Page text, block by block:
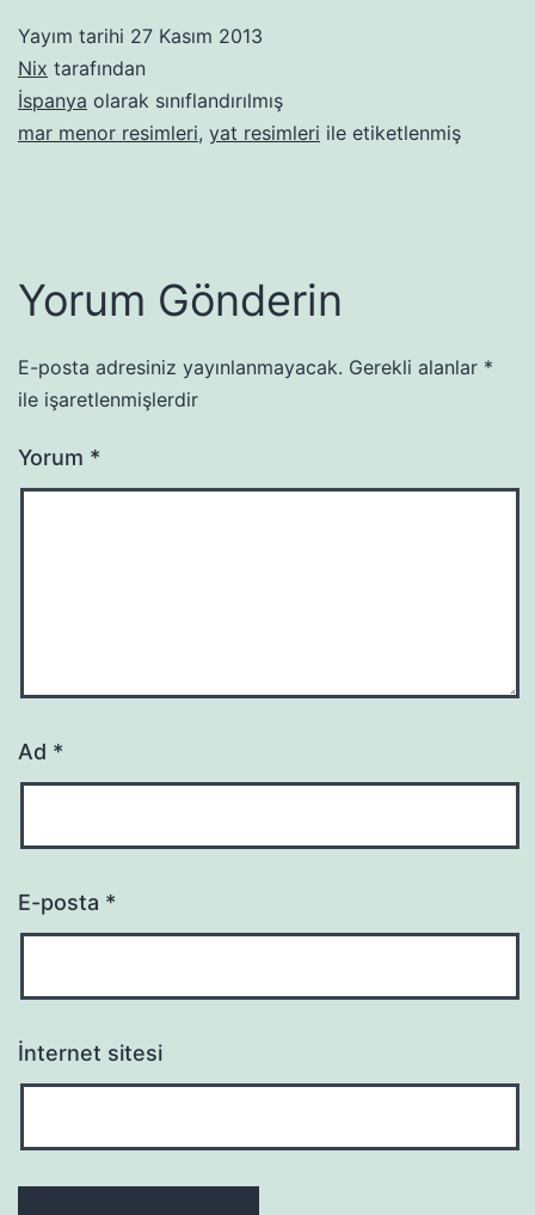
Yayım tarihi 27 Kasım 2013
Nix tarafından
İspanya olarak sınıflandırılmış
mar menor resimleri, yat resimleri ile etiketlenmiş
Yorum Gönderin
E-posta adresiniz yayınlanmayacak. Gerekli alanlar *
ile işaretlenmişlerdir
Yorum *
Ad *
E-posta *
İnternet sitesi